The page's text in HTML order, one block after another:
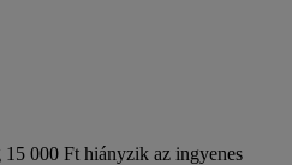
000 Ft hiányzik az ingyenes